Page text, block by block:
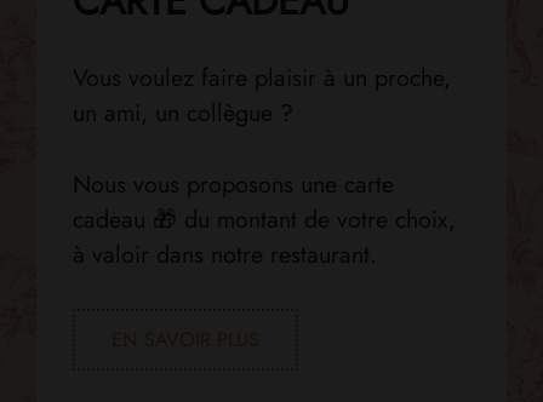
Vous voulez faire plaisir à un proche,
un ami, un collègue ?
Nous vous proposons une carte
cadeau 🎁 du montant de votre choix,
à valoir dans notre restaurant.
EN SAVOIR PLUS